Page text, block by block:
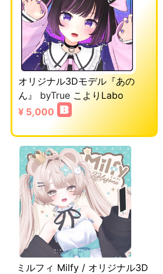
オリジナル3Dモデル『あの
ん』
byTrue こよりLabo
¥ 5,000
ミルフィ Milfy / オリジナル3D